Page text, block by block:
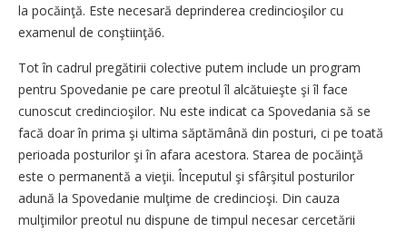
la pocăinţă. Este necesară deprinderea credincioşilor cu
examenul de conştiinţă6.
Tot în cadrul pregătirii colective putem include un program
pentru Spovedanie pe care preotul îl alcătuieşte şi îl face
cunoscut credincioşilor. Nu este indicat ca Spovedania să se
facă doar în prima şi ultima săptămână din posturi, ci pe toată
perioada posturilor şi în afara acestora. Starea de pocăinţă
este o permanentă a vieţii. Începutul şi sfârşitul posturilor
adună la Spovedanie mulţime de credincioşi. Din cauza
mulţimilor preotul nu dispune de timpul necesar cercetării